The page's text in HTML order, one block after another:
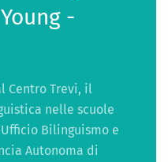
-
Centro Trevi, il
nelle scuole
Bilinguismo e
Autonoma di